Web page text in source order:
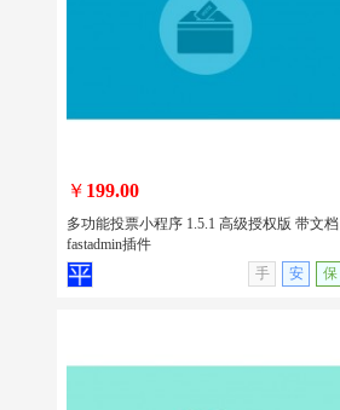
PHP开发的同城信息分类小程序含原生
前端/付费信息发布/信息置顶/商家入驻/
无演示
￥ 199.00
多功能投票小程序 1.5.1 高级授权版 带文档
fastadmin插件
手
安 保